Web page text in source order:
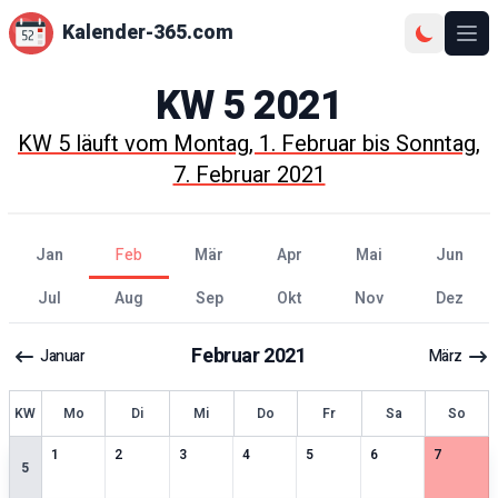
Kalender-365.com
KW52021
KW5läuft vomMontag, 1. FebruarbisSonntag,
7. Februar 2021
Jan Feb Mär Apr Mai
Jun
Jul
Aug Sep Okt Nov Dez
Januar Februar2021 März
KW Mo Di Mi Do Fr Sa So
5
10 særlige datoer
2
0særlige datoer
3
0særlige datoer
4
0særlige datoer
5
0særlige datoer
6
0særlige datoer
7
0særlige